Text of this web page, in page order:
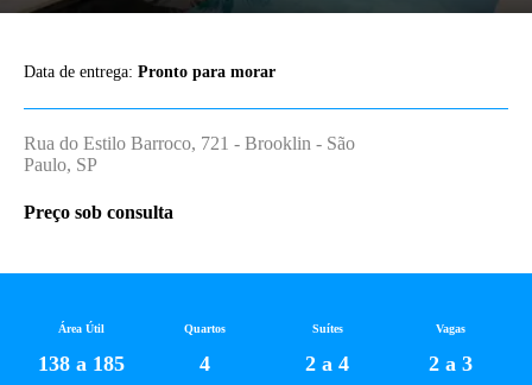
Área Útil
138 a 185
Quartos
4
Suítes
2 a 4
Vagas
2 a 3
Data de entrega: Pronto para morar
Rua do Estilo Barroco, 721 - Brooklin - São
Paulo, SP
Preço sob consulta